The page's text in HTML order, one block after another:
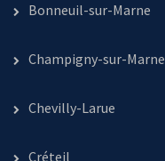
Bonneuil-sur-Marne
Champigny-sur-Marne
Chevilly-Larue
Créteil